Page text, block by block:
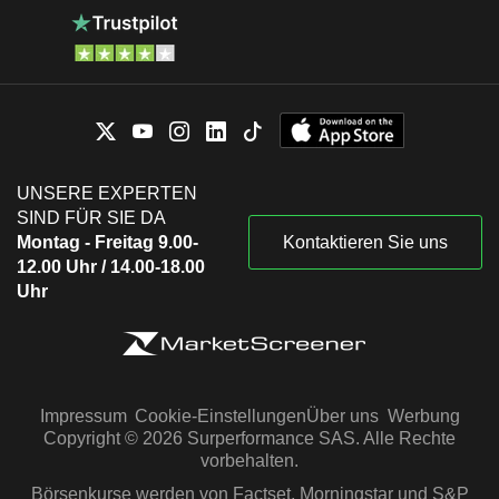
UNSERE EXPERTEN
SIND FÜR SIE DA
Montag - Freitag 9.00-
12.00 Uhr / 14.00-18.00
Uhr
Kontaktieren Sie uns
Impressum Cookie-EinstellungenÜber uns Werbung
Copyright © 2026 Surperformance SAS. Alle Rechte
vorbehalten.
Börsenkurse werden von Factset, Morningstar und S&P